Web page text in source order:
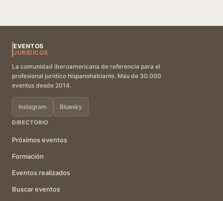
EVENTOS
JURÍDICOS
La comunidad iberoamericana de referencia para el
profesional jurídico hispanohablante. Más de 30.000
eventos desde 2014.
Instagram Bluesky
DIRECTORIO
Próximos eventos
Formación
Eventos realizados
Buscar eventos